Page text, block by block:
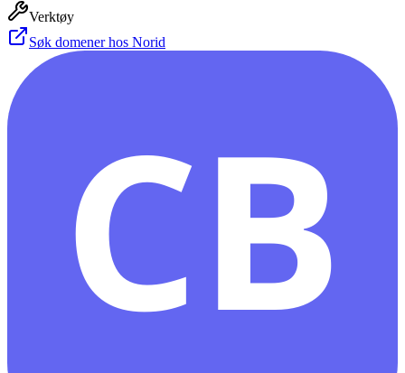
Verktøy
Søk domener hos Norid
CB